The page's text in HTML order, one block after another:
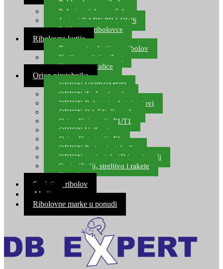
Poklon bon za ribolov
Polarizacijske naočale
Jastuci GABY PILLOWS
Pokloni za ribolovce
Ribolovne kutije
Transportne kutije za ribolov
Kutije za sitni pribor
Kutije za varalice
Orion pirotehnika
ORION VATROMETI
ORION Zračne bombe
ORION Rakete i raketni setovi
ORION Odašiljači zvuka
Orion Kategorija P1/T1
ORION Vulkani
Orion Kategorija F1
ORION Party pirotehnika
ORION nepirotehnički proizvodi
Start pištolji, streljivo i rakete
Kontakt
Savjeti za ribolov
Akcija
Ribolovne marke u ponudi